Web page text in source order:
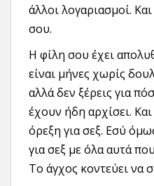
άλλοι λογαριασμοί.
σου.
Η φίλη σου έχει
είναι μήνες χωρίς
αλλά δεν ξέρεις για
έχουν ήδη αρχίσει.
όρεξη για σεξ. Εσύ
για σεξ με όλα αυτά
Το άγχος κοντεύει να